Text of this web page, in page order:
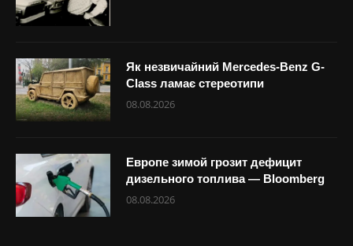
Як незвичайний Mercedes-Benz G-
Class ламає стереотипи
08.08.2026
Европе зимой грозит дефицит
дизельного топлива — Bloomberg
08.08.2026